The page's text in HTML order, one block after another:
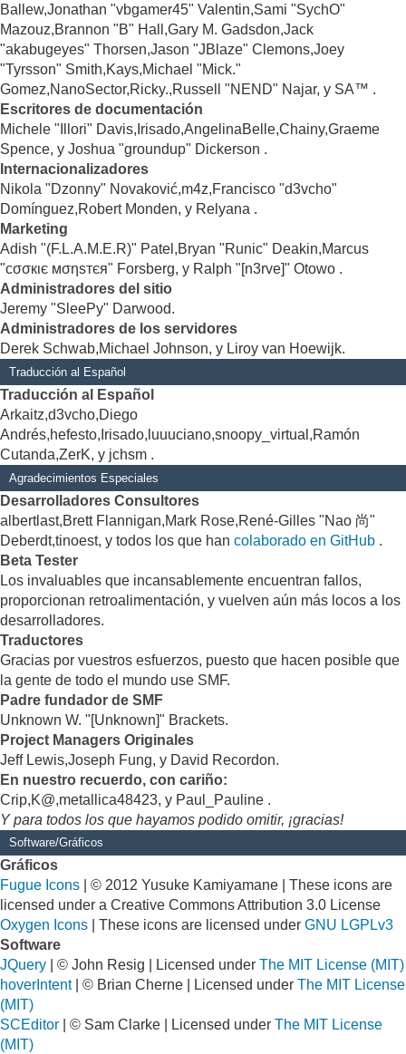
Ballew,Jonathan "vbgamer45" Valentin,Sami "SychO"
Mazouz,Brannon "B" Hall,Gary M. Gadsdon,Jack
"akabugeyes" Thorsen,Jason "JBlaze" Clemons,Joey
"Tyrsson" Smith,Kays,Michael "Mick."
Gomez,NanoSector,Ricky.,Russell "NEND" Najar, y SA™ .
Escritores de documentación
Michele "Illori" Davis,Irisado,AngelinaBelle,Chainy,Graeme
Spence, y Joshua "groundup" Dickerson .
Internacionalizadores
Nikola "Dzonny" Novaković,m4z,Francisco "d3vcho"
Domínguez,Robert Monden, y Relyana .
Marketing
Adish "(F.L.A.M.E.R)" Patel,Bryan "Runic" Deakin,Marcus
"cσσкιє мσηѕтєя" Forsberg, y Ralph "[n3rve]" Otowo .
Administradores del sitio
Jeremy "SleePy" Darwood.
Administradores de los servidores
Derek Schwab,Michael Johnson, y Liroy van Hoewijk.
Traducción al Español
Traducción al Español
Arkaitz,d3vcho,Diego
Andrés,hefesto,Irisado,luuuciano,snoopy_virtual,Ramón
Cutanda,ZerK, y jchsm .
Agradecimientos Especiales
Desarrolladores Consultores
albertlast,Brett Flannigan,Mark Rose,René-Gilles "Nao 尚"
Deberdt,tinoest, y todos los que han colaborado en GitHub .
Beta Tester
Los invaluables que incansablemente encuentran fallos,
proporcionan retroalimentación, y vuelven aún más locos a los
desarrolladores.
Traductores
Gracias por vuestros esfuerzos, puesto que hacen posible que
la gente de todo el mundo use SMF.
Padre fundador de SMF
Unknown W. "[Unknown]" Brackets.
Project Managers Originales
Jeff Lewis,Joseph Fung, y David Recordon.
En nuestro recuerdo, con cariño:
Crip,K@,metallica48423, y Paul_Pauline .
Y para todos los que hayamos podido omitir, ¡gracias!
Software/Gráficos
Gráficos
Fugue Icons | © 2012 Yusuke Kamiyamane | These icons are
licensed under a Creative Commons Attribution 3.0 License
Oxygen Icons | These icons are licensed under GNU LGPLv3
Software
JQuery | © John Resig | Licensed under The MIT License (MIT)
hoverIntent| © Brian Cherne | Licensed under The MIT License
(MIT)
SCEditor | © Sam Clarke | Licensed under The MIT License
(MIT)